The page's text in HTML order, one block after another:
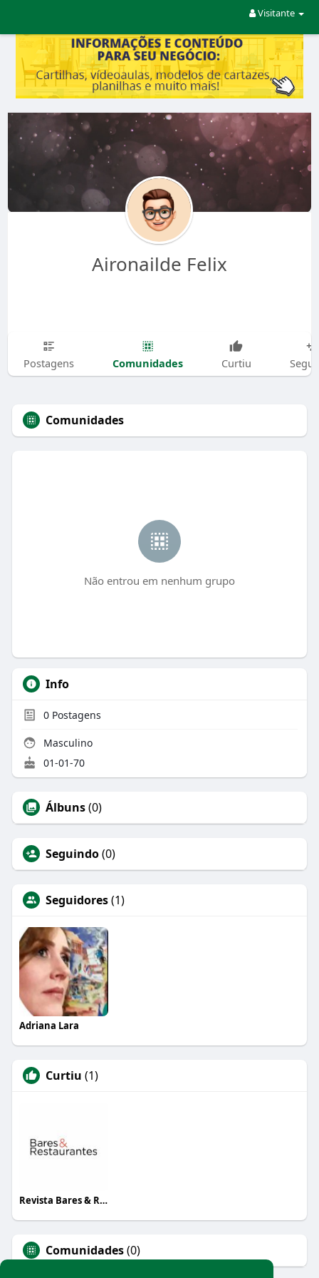
Visitante
Aironailde Felix
Postagens Comunidades Curtiu
Comunidades
Não entrou em nenhum grupo
Info
0Postagens
Masculino
01-01-70
Álbuns(0)
Seguindo(0)
Seguidores(1)
Adriana Lara
Curtiu (1)
Revista Bares & Restaurantes
Comunidades(0)